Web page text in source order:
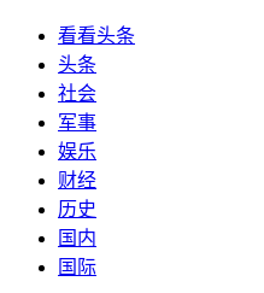
看看头条
头条
社会
军事
娱乐
财经
历史
国内
国际